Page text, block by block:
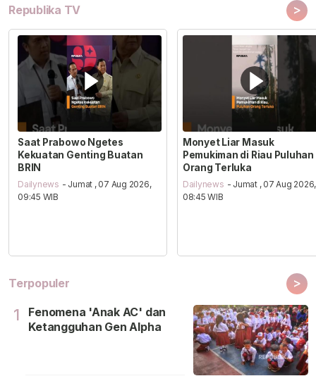
Republika TV >
Saat Prabowo Ngetes
Kekuatan Genting Buatan
BRIN
Dailynews - Jumat , 07 Aug 2026,
09:45 WIB
Monyet Liar Masuk
Pemukiman di Riau Puluhan
Orang Terluka
Dailynews - Jumat , 07 Aug 2026,
08:45 WIB
Terpopuler >
1
Fenomena 'Anak AC' dan
Ketangguhan Gen Alpha